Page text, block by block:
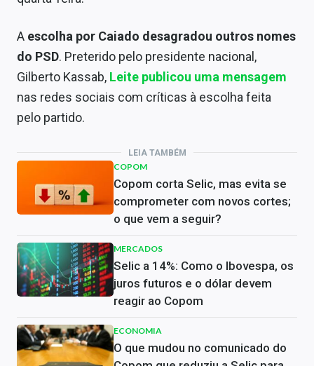
A escolha por Caiado desagradou outros nomes
do PSD. Preterido pelo presidente nacional,
Gilberto Kassab, Leite publicou uma mensagem
nas redes sociais com críticas à escolha feita
pelo partido.
LEIA TAMBÉM
COPOM
Copom corta Selic, mas evita se
comprometer com novos cortes;
o que vem a seguir?
MERCADOS
Selic a 14%: Como o Ibovespa, os
juros futuros e o dólar devem
reagir ao Copom
ECONOMIA
O que mudou no comunicado do